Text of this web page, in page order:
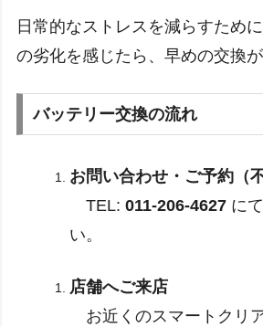
日常的なストレスを減らすため
の劣化を感じたら、早めの交換が
バッテリー交換の流れ
お問い合わせ・ご予約（
TEL: 011-206-4627に
い。
店舗へご来店
お近くのスマートクリ